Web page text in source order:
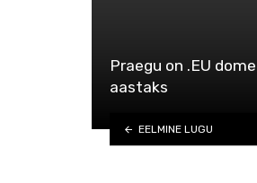
Praegu on .EU
aastaks
EELMINE LUGU